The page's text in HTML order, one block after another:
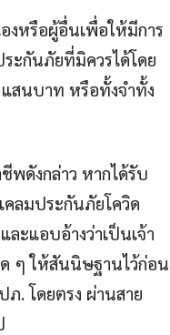
งหรือผู้อื่นเพื่อให้มีการ
ะกันภัยที่มิควรได้โดย
สนบาท หรือทั้งจำทั้ง
พดังกล่าว หากได้รับ
คลมประกันภัยโควิด
ะแอบอ้างว่าเป็นเจ้า
ๆ ให้สันนิษฐานไว้ก่อน
. โดยตรง ผ่านสาย